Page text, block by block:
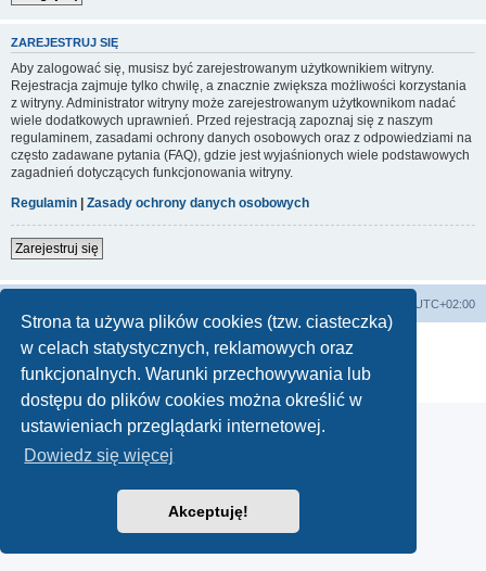
Strona ta używa plików cookies (tzw. ciasteczka)
w celach statystycznych, reklamowych oraz
funkcjonalnych. Warunki przechowywania lub
dostępu do plików cookies można określić w
ustawieniach przeglądarki internetowej.
Dowiedz się więcej
Akceptuję!
ZAREJESTRUJ SIĘ
Aby zalogować się, musisz być zarejestrowanym użytkownikiem witryny.
Rejestracja zajmuje tylko chwilę, a znacznie zwiększa możliwości korzystania
z witryny. Administrator witryny może zarejestrowanym użytkownikom nadać
wiele dodatkowych uprawnień. Przed rejestracją zapoznaj się z naszym
regulaminem, zasadami ochrony danych osobowych oraz z odpowiedziami na
często zadawane pytania (FAQ), gdzie jest wyjaśnionych wiele podstawowych
zagadnień dotyczących funkcjonowania witryny.
Regulamin | Zasady ochrony danych osobowych
Zarejestruj się
UTC+02:00
Technologię dostarczaphpBB ® Forum Software © phpBB Limited
Zasady ochrony danych osobowych|Regulamin